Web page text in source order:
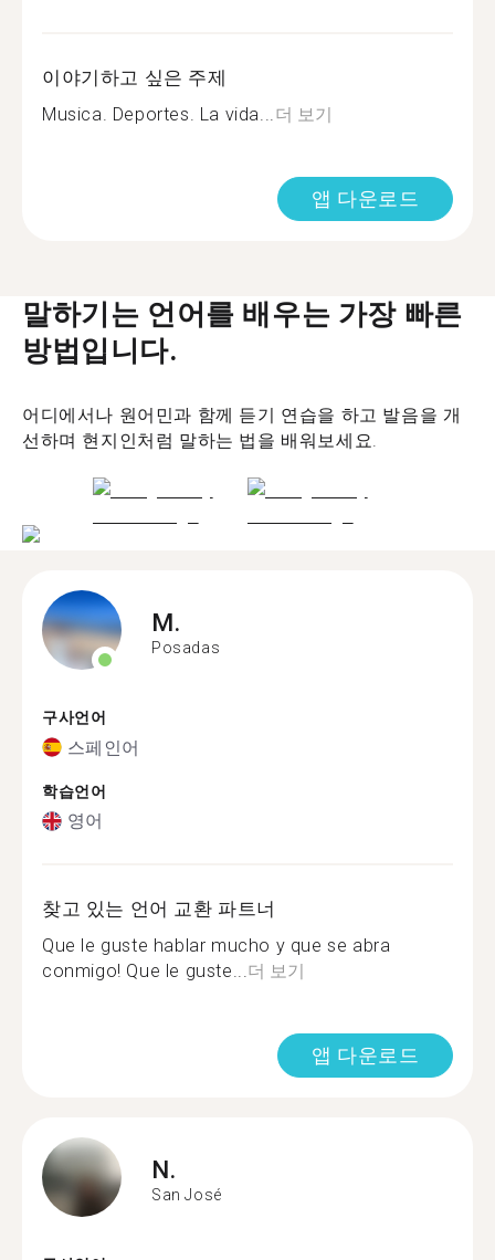
이야기하고 싶은 주제
Musica. Deportes. La vida... 더 보기
앱 다운로드
말하기는 언어를 배우는 가장 빠른
방법입니다.
어디에서나 원어민과 함께 듣기 연습을 하고 발음을 개
선하며 현지인처럼 말하는 법을 배워보세요.
M.
Posadas
구사언어
스페인어
학습언어
영어
찾고 있는 언어 교환 파트너
Que le guste hablar mucho y que se abra
conmigo! Que le guste...더 보기
앱 다운로드
N.
San José